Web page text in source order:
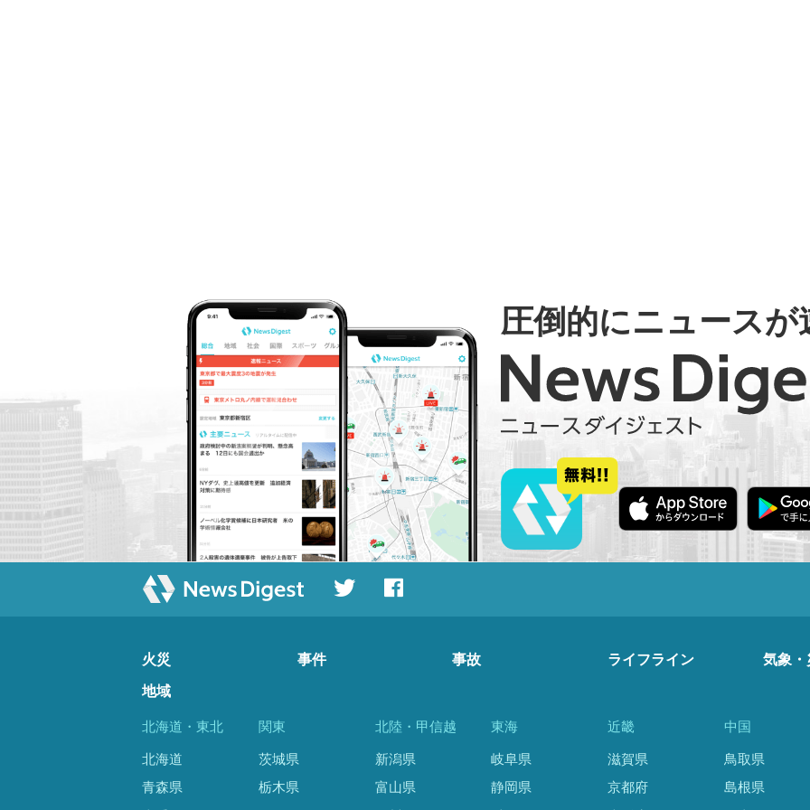
圧倒的にニュースが
火災 事件 事故 ライフライン 気象・
地域
北海道・東北
北海道
青森県
関東
茨城県
栃木県
北陸・甲信越
新潟県
富山県
東海
岐阜県
静岡県
近畿
滋賀県
京都府
中国
鳥取県
島根県